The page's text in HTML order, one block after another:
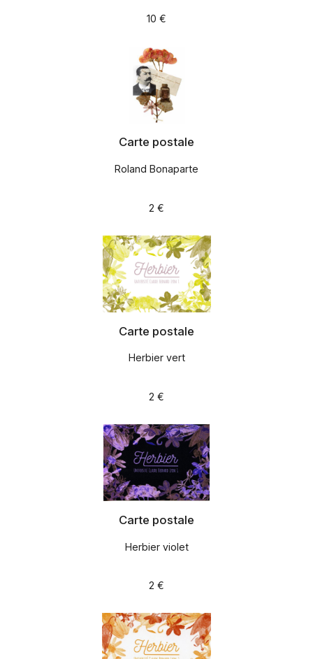
10 €
Carte postale
Roland Bonaparte
2 €
Carte postale
Herbier vert
2 €
Carte postale
Herbier violet
2 €